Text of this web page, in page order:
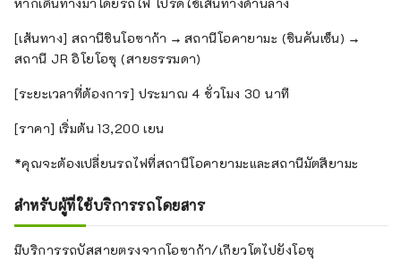
[เส้นทาง] สถานีชินโอซาก้า → สถานีโอคายามะ (ชินคันเซ็น) →
สถานี JR อิโยโอซุ (สายธรรมดา)
[ระยะเวลาที่ต้องการ] ประมาณ 4 ชั่วโมง 30 นาที
[ราคา] เริ่มต้น 13,200 เยน
*คุณจะต้องเปลี่ยนรถไฟที่สถานีโอคายามะและสถานีมัตสึยามะ
สำหรับผู้ที่ใช้บริการรถโดยสาร
มีบริการรถบัสสายตรงจากโอซาก้า/เกียวโตไปยังโอซุ